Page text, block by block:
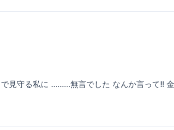
見守る私に ………無言でした なんか言って!!